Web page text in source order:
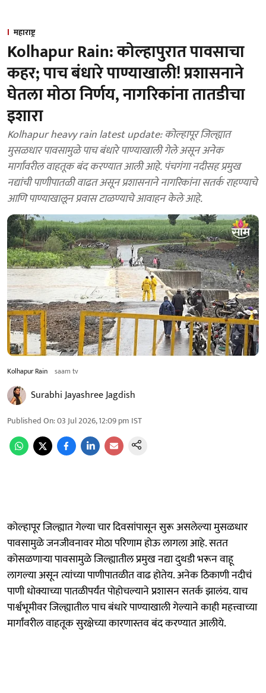
महाराष्ट्र
Kolhapur Rain: कोल्हापुरात पावसाचा
कहर; पाच बंधारे पाण्याखाली! प्रशासनाने
घेतला मोठा निर्णय, नागरिकांना तातडीचा
इशारा
Kolhapur heavy rain latest update: कोल्हापूर जिल्ह्यात
मुसळधार पावसामुळे पाच बंधारे पाण्याखाली गेले असून अनेक
मार्गांवरील वाहतूक बंद करण्यात आली आहे. पंचगंगा नदीसह प्रमुख
नद्यांची पाणीपातळी वाढत असून प्रशासनाने नागरिकांना सतर्क राहण्याचे
आणि पाण्याखालून प्रवास टाळण्याचे आवाहन केले आहे.
Kolhapur Rain saam tv
Surabhi Jayashree Jagdish
Published On:03 Jul 2026, 12:09 pm IST
कोल्हापूर जिल्ह्यात गेल्या चार दिवसांपासून सुरू असलेल्या मुसळधार
पावसामुळे जनजीवनावर मोठा परिणाम होऊ लागला आहे. सतत
कोसळणाऱ्या पावसामुळे जिल्ह्यातील प्रमुख नद्या दुथडी भरून वाहू
लागल्या असून त्यांच्या पाणीपातळीत वाढ होतेय. अनेक ठिकाणी नदीचं
पाणी धोक्याच्या पातळीपर्यंत पोहोचल्याने प्रशासन सतर्क झालंय. याच
पार्श्वभूमीवर जिल्ह्यातील पाच बंधारे पाण्याखाली गेल्याने काही महत्त्वाच्या
मार्गांवरील वाहतूक सुरक्षेच्या कारणास्तव बंद करण्यात आलीये.